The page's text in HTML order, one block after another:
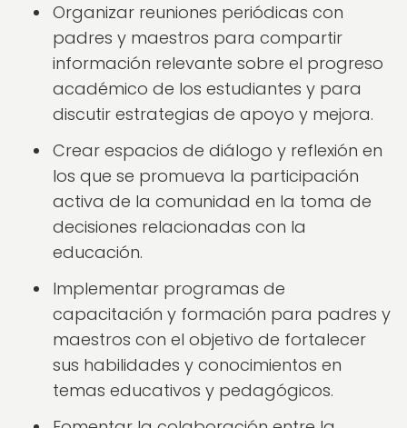
Organizar reuniones periódicas con
padres y maestros para compartir
información relevante sobre el progreso
académico de los estudiantes y para
discutir estrategias de apoyo y mejora.
Crear espacios de diálogo y reflexión en
los que se promueva la participación
activa de la comunidad en la toma de
decisiones relacionadas con la
educación.
Implementar programas de
capacitación y formación para padres y
maestros con el objetivo de fortalecer
sus habilidades y conocimientos en
temas educativos y pedagógicos.